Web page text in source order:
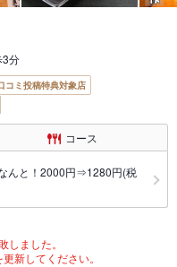
3分
コミ投稿特典対象店
コース
んと！2000円⇒1280円(税
しました。
新してください。